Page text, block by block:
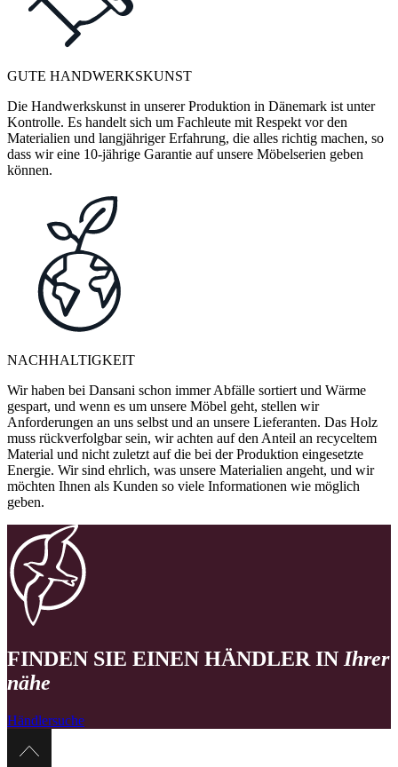
GUTE HANDWERKSKUNST
Die Handwerkskunst in unserer Produktion in Dänemark ist unter
Kontrolle. Es handelt sich um Fachleute mit Respekt vor den
Materialien und langjähriger Erfahrung, die alles richtig machen, so
dass wir eine 10-jährige Garantie auf unsere Möbelserien geben
können.
NACHHALTIGKEIT
Wir haben bei Dansani schon immer Abfälle sortiert und Wärme
gespart, und wenn es um unsere Möbel geht, stellen wir
Anforderungen an uns selbst und an unsere Lieferanten. Das Holz
muss rückverfolgbar sein, wir achten auf den Anteil an recyceltem
Material und nicht zuletzt auf die bei der Produktion eingesetzte
Energie. Wir sind ehrlich, was unsere Materialien angeht, und wir
möchten Ihnen als Kunden so viele Informationen wie möglich
geben.
FINDEN SIE EINEN HÄNDLER IN Ihrer
nähe
Händlersuche